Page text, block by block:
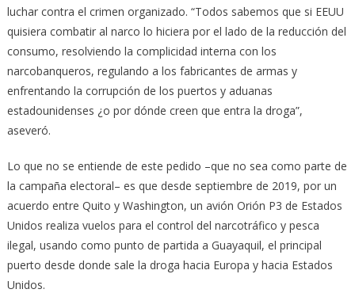
luchar contra el crimen organizado. “Todos sabemos que si EEUU
quisiera combatir al narco lo hiciera por el lado de la reducción del
consumo, resolviendo la complicidad interna con los
narcobanqueros, regulando a los fabricantes de armas y
enfrentando la corrupción de los puertos y aduanas
estadounidenses ¿o por dónde creen que entra la droga”,
aseveró.
Lo que no se entiende de este pedido –que no sea como parte de
la campaña electoral– es que desde septiembre de 2019, por un
acuerdo entre Quito y Washington, un avión Orión P3 de Estados
Unidos realiza vuelos para el control del narcotráfico y pesca
ilegal, usando como punto de partida a Guayaquil, el principal
puerto desde donde sale la droga hacia Europa y hacia Estados
Unidos.